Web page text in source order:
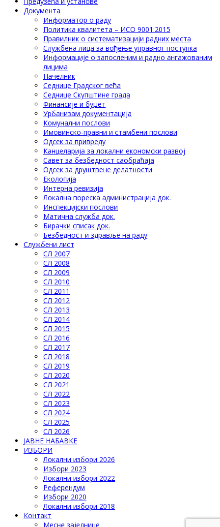
Документа
Информатор о раду
Политика квалитета – ИСО 9001:2015
Правилник о систематизацији радних места
Службена лица за вођење управног поступка
Информације о запосленим и радно ангажованим
лицима
Начелник
Седнице Градског већа
Седнице Скупштине града
Финансије и буџет
Урбанизам документација
Комунални послови
Имовинско-правни и стамбени послови
Одсек за привреду
Канцеларија за локални економски развој
Савет за безбедност саобраћаја
Одсек за друштвене делатности
Eкологија
Интерна ревизија
Локална пореска администрација док.
Инспекцијски послови
Матична служба док.
Бирачки списак док.
Безбедност и здравље на раду
Службени лист
СЛ 2007
СЛ 2008
СЛ 2009
СЛ 2010
СЛ 2011
СЛ 2012
СЛ 2013
СЛ 2014
СЛ 2015
СЛ 2016
СЛ 2017
СЛ 2018
СЛ 2019
СЛ 2020
СЛ 2021
СЛ 2022
СЛ 2023
СЛ 2024
СЛ 2025
СЛ 2026
ЈАВНЕ НАБАВКЕ
ИЗБОРИ
Локални избори 2026
Избори 2023
Локални избори 2022
Референдум
Избори 2020
Локални избори 2018
Контакт
Месне заједнице